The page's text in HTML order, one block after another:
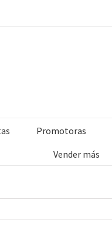
Promotoras
Vender más